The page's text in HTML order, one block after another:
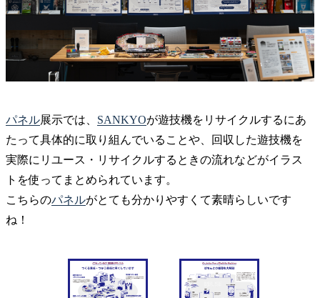
パネル展示では、 SANKYOが遊技機をリサイクルするにあ
たって具体的に取り組んでいることや、回収した遊技機を
実際にリユース・リサイクルするときの流れなどがイラス
トを使ってまとめられています。
こちらのパネルがとても分かりやすくて素晴らしいです
ね！